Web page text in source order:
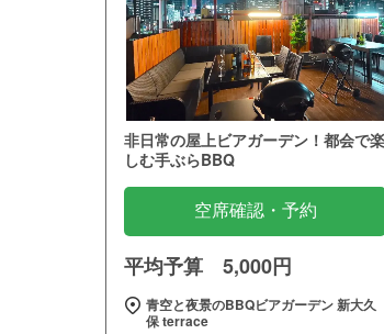
非日常の屋上ビアガーデン！都会で楽
しむ手ぶらBBQ
空席確認・予約
平均予算 5,000円
青空と夜景のBBQビアガーデン 新大久
保 terrace